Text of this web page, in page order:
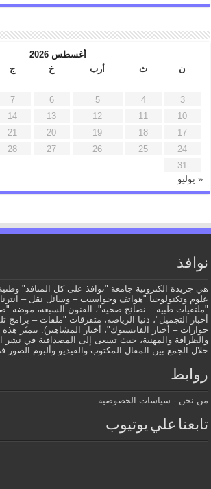
أغسطس 2026
ن
ث أرب خ ج
3
4
5
6
7
10
11
12
13
14
17
18
19
20
21
24
25
26
27
28
31
« يوليو
نوافذ
هي جريدة الكترونية جامعة "نوافذ على كل المنافذ"
علوم وتكنولوجيا "هواتف وحواسيب – وسائل نقل –
"ملتقيات طبية – نصائح صحية"، الفنون السبعة، موضة
أخبار التجميل"، دنيا الرياضة، متفرقات "ملفات – برامج
حوارات – أخبار الفايسبوك"، أخبار المشاهير). تتميّز هذه
والظرافة والمهنية، حيث تسعى إلى المصداقية في نشر
خلال الجمع بين المقال المكتوب والفيديو وألبوم الصور
روابط
من نحن - سياسات الخصوصية
تابعنا علي يوتيوب